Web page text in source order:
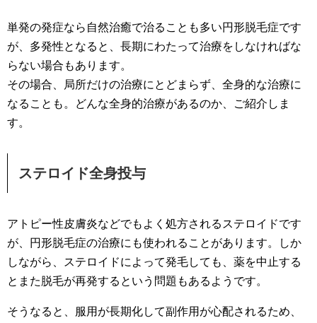
単発の発症なら自然治癒で治ることも多い円形脱毛症です
が、多発性となると、長期にわたって治療をしなければな
らない場合もあります。
その場合、局所だけの治療にとどまらず、全身的な治療に
なることも。どんな全身的治療があるのか、ご紹介しま
す。
ステロイド全身投与
アトピー性皮膚炎などでもよく処方されるステロイドです
が、円形脱毛症の治療にも使われることがあります。しか
しながら、ステロイドによって発毛しても、薬を中止する
とまた脱毛が再発するという問題もあるようです。
そうなると、服用が長期化して副作用が心配されるため、